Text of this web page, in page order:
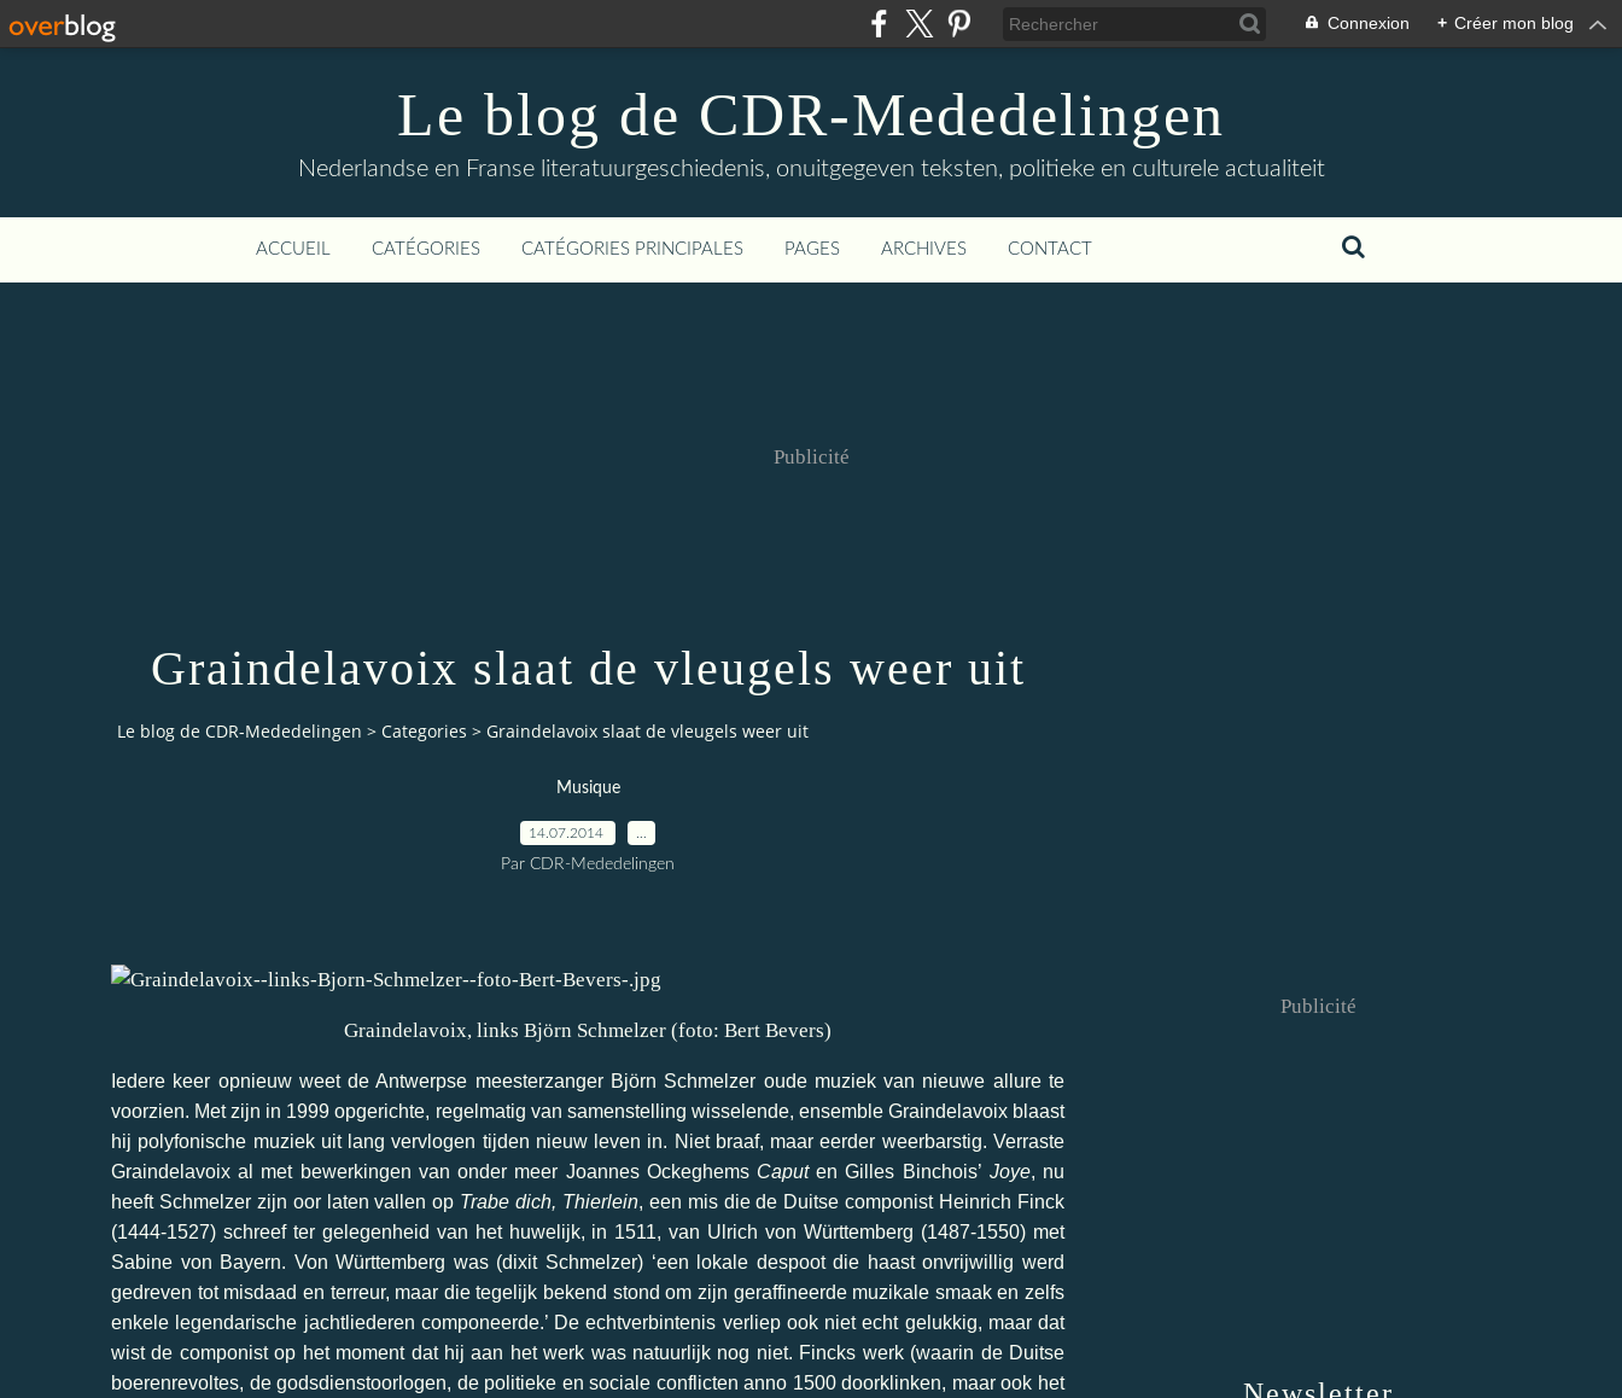
Connexion + Créer mon blog
Le blog de CDR-Mededelingen
Nederlandse en Franse literatuurgeschiedenis, onuitgegeven teksten, politieke en culturele actualiteit
ACCUEIL CATÉGORIES CATÉGORIES PRINCIPALES PAGES ARCHIVES CONTACT
Publicité
Graindelavoix slaat de vleugels weer uit
Le blog de CDR-Mededelingen > Categories > Graindelavoix slaat de vleugels weer uit
Musique
14.07.2014
Par CDR-Mededelingen
Graindelavoix, links Björn Schmelzer (foto: Bert Bevers)
Iedere keer opnieuw weet de Antwerpse meesterzanger Björn Schmelzer oude muziek van nieuwe allure te
voorzien. Met zijn in 1999 opgerichte, regelmatig van samenstelling wisselende, ensemble Graindelavoix blaast
hij polyfonische muziek uit lang vervlogen tijden nieuw leven in. Niet braaf, maar eerder weerbarstig. Verraste
Graindelavoix al met bewerkingen van onder meer Joannes Ockeghems Caput en Gilles Binchois’ Joye, nu
heeft Schmelzer zijn oor laten vallen op Trabe dich, Thierlein, een mis die de Duitse componist Heinrich Finck
(1444-1527) schreef ter gelegenheid van het huwelijk, in 1511, van Ulrich von Württemberg (1487-1550) met
Sabine von Bayern. Von Württemberg was (dixit Schmelzer) ‘een lokale despoot die haast onvrijwillig werd
gedreven tot misdaad en terreur, maar die tegelijk bekend stond om zijn geraffineerde muzikale smaak en zelfs
enkele legendarische jachtliederen componeerde.’ De echtverbintenis verliep ook niet echt gelukkig, maar dat
wist de componist op het moment dat hij aan het werk was natuurlijk nog niet. Fincks werk (waarin de Duitse
boerenrevoltes, de godsdienstoorlogen, de politieke en sociale conflicten anno 1500 doorklinken, maar ook het
Publicité